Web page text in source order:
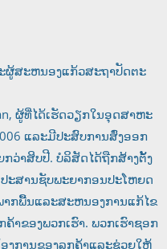
ຜູ້ສະຫນອງແກ້ວສະຖາປັດຕະ
ຜູ້ທີ່ໄດ້ເຮັດວຽກໃນອຸດສາຫະ
ແລະມີປະສົບການສົ່ງອອກ
ວ່າສິບປີ. ບໍລິສັດໄດ້ຖືກສ້າງຕັ້ງ
ະສານຊັບພະຍາກອນປະໂຫຍດ
ກພື້ນແລະສະຫນອງການແກ້ໄຂ
າຂອງພວກເຮົາ. ພວກເຮົາຊອກ
ງການຂອງລູກຄ້າແລະຊ່ວຍໃຫ້